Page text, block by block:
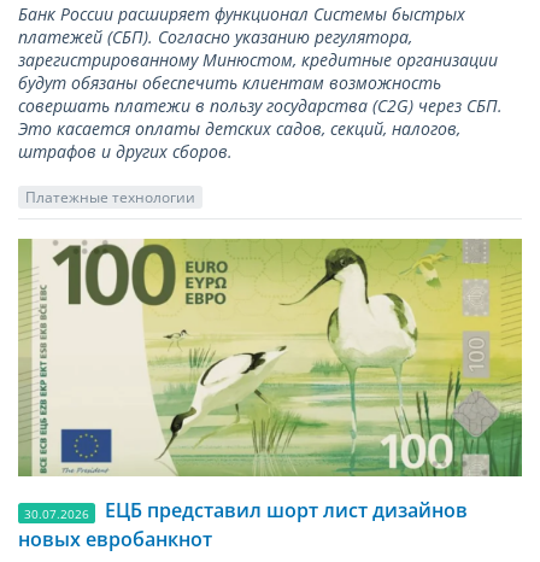
Банк России расширяет функционал Системы быстрых
платежей (СБП). Согласно указанию регулятора,
зарегистрированному Минюстом, кредитные организации
будут обязаны обеспечить клиентам возможность
совершать платежи в пользу государства (С2G) через СБП.
Это касается оплаты детских садов, секций, налогов,
штрафов и других сборов.
Платежные технологии
30.07.2026
ЕЦБ представил шорт лист дизайнов
новых евробанкнот